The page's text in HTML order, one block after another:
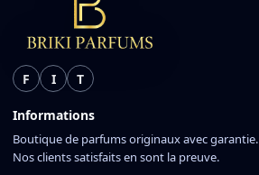
F I T
Informations
Boutique de parfums originaux avec garantie.
Nos clients satisfaits en sont la preuve.